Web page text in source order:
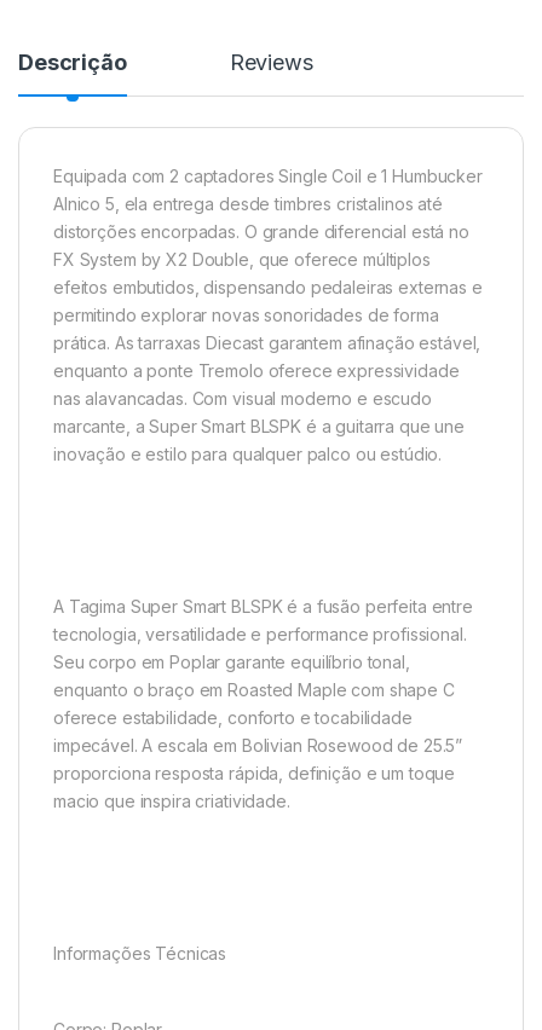
Descrição Reviews
Equipada com 2 captadores Single Coil e 1 Humbucker
Alnico 5, ela entrega desde timbres cristalinos até
distorções encorpadas. O grande diferencial está no
FX System by X2 Double, que oferece múltiplos
efeitos embutidos, dispensando pedaleiras externas e
permitindo explorar novas sonoridades de forma
prática. As tarraxas Diecast garantem afinação estável,
enquanto a ponte Tremolo oferece expressividade
nas alavancadas. Com visual moderno e escudo
marcante, a Super Smart BLSPK é a guitarra que une
inovação e estilo para qualquer palco ou estúdio.
A Tagima Super Smart BLSPK é a fusão perfeita entre
tecnologia, versatilidade e performance profissional.
Seu corpo em Poplar garante equilíbrio tonal,
enquanto o braço em Roasted Maple com shape C
oferece estabilidade, conforto e tocabilidade
impecável. A escala em Bolivian Rosewood de 25.5”
proporciona resposta rápida, definição e um toque
macio que inspira criatividade.
Informações Técnicas